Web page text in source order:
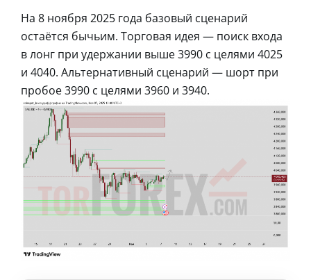
На 8 ноября 2025 года базовый сценарий
остаётся бычьим. Торговая идея — поиск входа
в лонг при удержании выше 3990 с целями 4025
и 4040. Альтернативный сценарий — шорт при
пробое 3990 с целями 3960 и 3940.